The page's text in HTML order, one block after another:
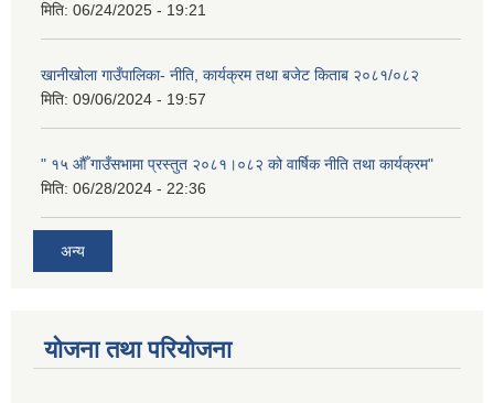
मिति: 06/24/2025 - 19:21
खानीखोला गाउँपालिका- नीति, कार्यक्रम तथा बजेट किताब २०८१/०८२
मिति: 09/06/2024 - 19:57
" १५ औँ गाउँसभामा प्रस्तुत २०८१।०८२ को वार्षिक नीति तथा कार्यक्रम"
मिति: 06/28/2024 - 22:36
अन्य
योजना तथा परियोजना